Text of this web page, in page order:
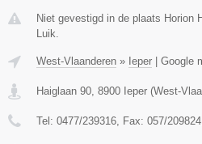
Niet gevestigd in de plaats Horion
Luik.
West-Vlaanderen » Ieper Google
Haiglaan 90, 8900 Ieper (West-
Tel: 0477/239316, Fax: 057/209824